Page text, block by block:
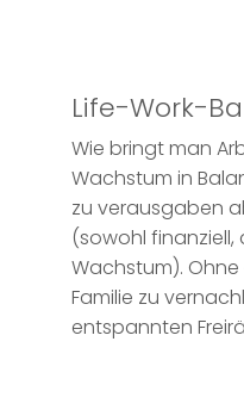
Life-Work-
Wie bringt man
Wachstum in
zu verausgaben
(sowohl
Wachstum).
Familie zu
entspannten